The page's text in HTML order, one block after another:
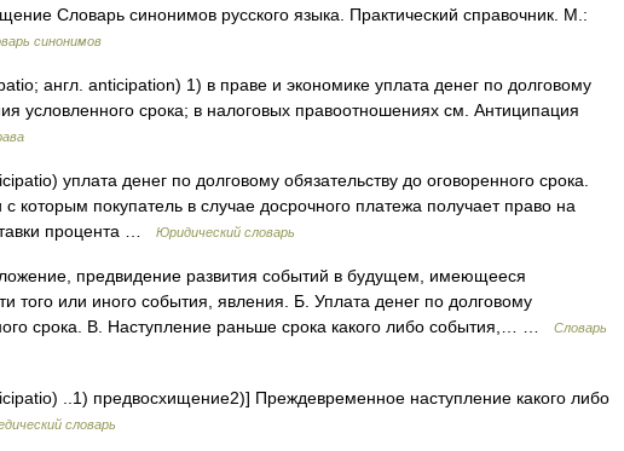
Словарь синонимов русского языка. Практический справочник. М.:
синонимов
англ. anticipation) 1) в праве и экономике уплата денег по долговому
условленного срока; в налоговых правоотношениях см. Антиципация
уплата денег по долговому обязательству до оговоренного срока.
которым покупатель в случае досрочного платежа получает право на
процента …
Юридический словарь
предвидение развития событий в будущем, имеющееся
того или иного события, явления. Б. Уплата денег по долговому
срока. В. Наступление раньше срока какого либо события,… …
Словарь
..1) предвосхищение2)] Преждевременное наступление какого либо
словарь